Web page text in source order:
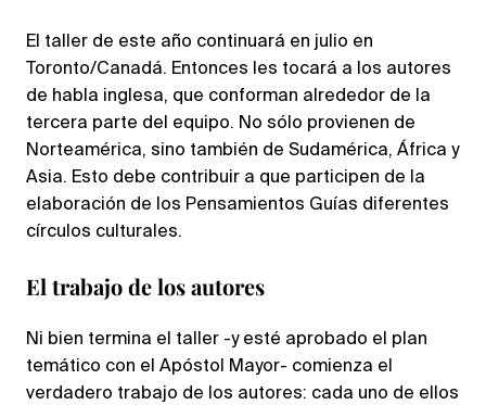
El taller de este año continuará en julio en
Toronto/Canadá. Entonces les tocará a los autores
de habla inglesa, que conforman alrededor de la
tercera parte del equipo. No sólo provienen de
Norteamérica, sino también de Sudamérica, África y
Asia. Esto debe contribuir a que participen de la
elaboración de los Pensamientos Guías diferentes
círculos culturales.
El trabajo de los autores
Ni bien termina el taller -y esté aprobado el plan
temático con el Apóstol Mayor- comienza el
verdadero trabajo de los autores: cada uno de ellos